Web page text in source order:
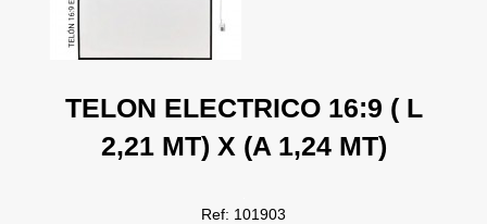
TELON ELECTRICO 16:9 ( L
2,21 MT) X (A 1,24 MT)
Ref: 101903